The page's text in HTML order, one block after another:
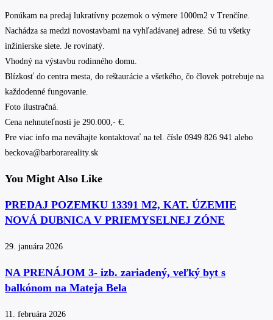
Ponúkam na predaj lukratívny pozemok o výmere 1000m2 v Trenčíne.
Nachádza sa medzi novostavbami na vyhľadávanej adrese. Sú tu všetky
inžinierske siete. Je rovinatý.
Vhodný na výstavbu rodinného domu.
Blízkosť do centra mesta, do reštaurácie a všetkého, čo človek potrebuje na
každodenné fungovanie.
Foto ilustračná.
Cena nehnuteľnosti je 290.000,- €.
Pre viac info ma neváhajte kontaktovať na tel. čísle 0949 826 941 alebo
beckova@barborareality.sk
You Might Also Like
PREDAJ POZEMKU 13391 M2, KAT. ÚZEMIE
NOVÁ DUBNICA V PRIEMYSELNEJ ZÓNE
29. januára 2026
NA PRENÁJOM 3- izb. zariadený, veľký byt s
balkónom na Mateja Bela
11. februára 2026